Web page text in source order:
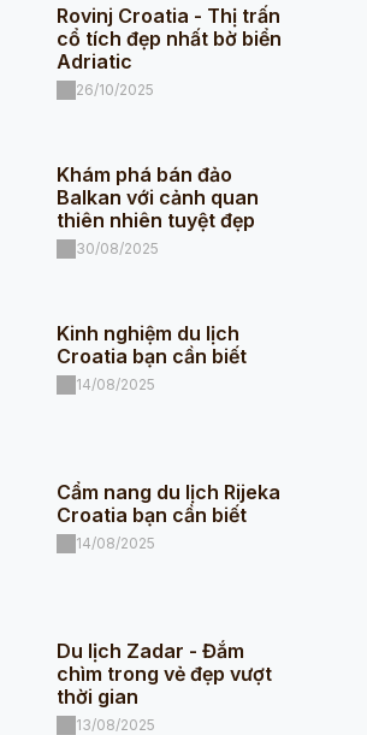
Rovinj Croatia - Thị trấn
cổ tích đẹp nhất bờ biển
Adriatic
26/10/2025
Khám phá bán đảo
Balkan với cảnh quan
thiên nhiên tuyệt đẹp
30/08/2025
Kinh nghiệm du lịch
Croatia bạn cần biết
14/08/2025
Cẩm nang du lịch Rijeka
Croatia bạn cần biết
14/08/2025
Du lịch Zadar - Đắm
chìm trong vẻ đẹp vượt
thời gian
13/08/2025